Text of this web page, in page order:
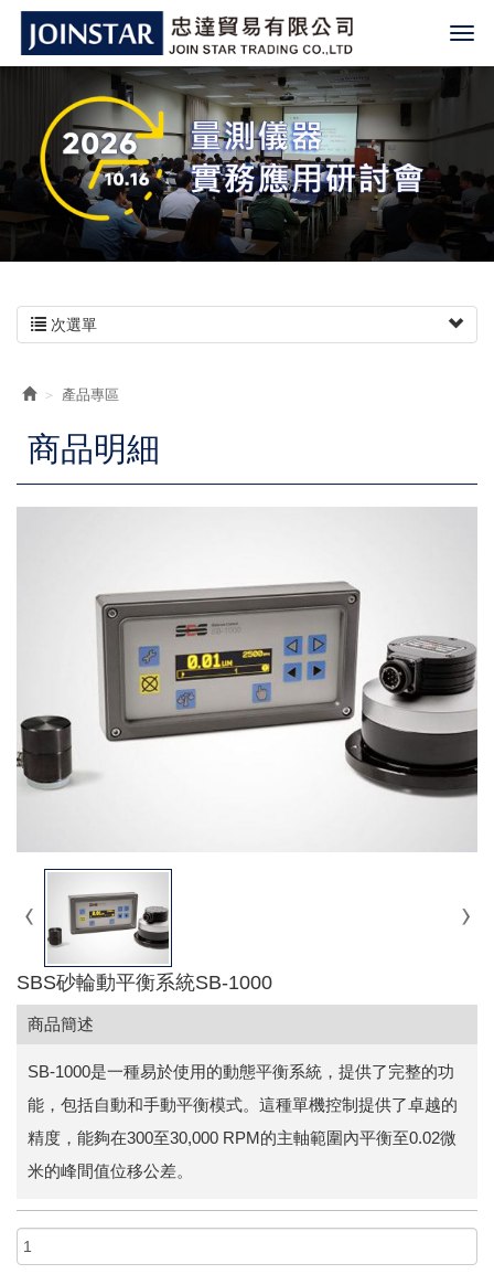
次選單
產品專區
商品明細
SBS砂輪動平衡系統SB-1000
商品簡述
SB-1000是一種易於使用的動態平衡系統，提供了完整的功
能，包括自動和手動平衡模式。這種單機控制提供了卓越的
精度，能夠在300至30,000 RPM的主軸範圍內平衡至0.02微
米的峰間值位移公差。